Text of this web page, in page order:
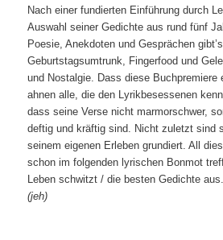
Nach einer fundierten Einführung durch
Auswahl seiner Gedichte aus rund fünf
Poesie, Anekdoten und Gesprächen
Geburtstagsumtrunk, Fingerfood und
und Nostalgie. Dass diese Buchpremiere
ahnen alle, die den Lyrikbesessenen
dass seine Verse nicht marmorschwer,
deftig und kräftig sind. Nicht zuletzt sind
seinem eigenen Erleben grundiert. All
schon im folgenden lyrischen Bonmot
Leben schwitzt / die besten Gedichte
(jeh)